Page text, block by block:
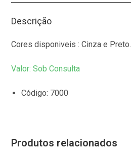
Descrição
Cores disponiveis : Cinza e Preto.
Valor: Sob Consulta
Código: 7000
Produtos relacionados